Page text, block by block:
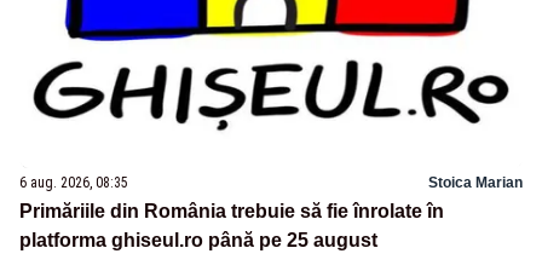
6 aug. 2026, 08:35 Stoica Marian
Primăriile din România trebuie să fie înrolate în
platforma ghiseul.ro până pe 25 august